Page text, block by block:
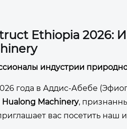
Ethiopia 2026:
индустрии
года в Аддис-Абебе
Hualong Machinery,
вас посетить